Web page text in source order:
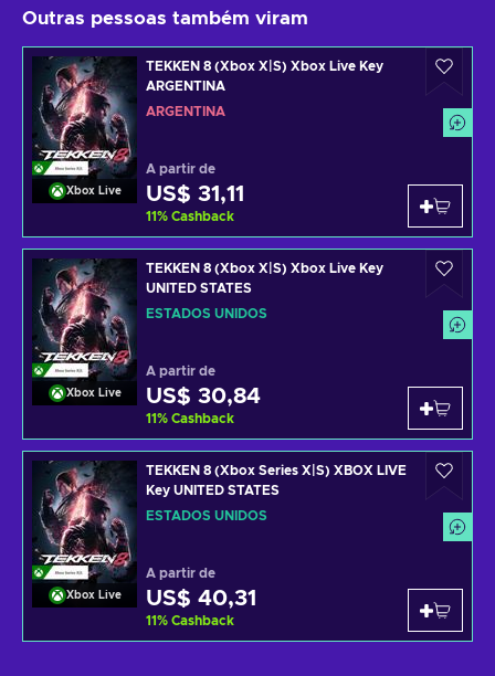
Outras pessoas também viram
Xbox Live
TEKKEN 8 (Xbox X|S) Xbox Live Key
ARGENTINA
ARGENTINA
A partir de
US$ 31,11
11% Cashback
Xbox Live
TEKKEN 8 (Xbox X|S) Xbox Live Key
UNITED STATES
ESTADOS UNIDOS
A partir de
US$ 30,84
11% Cashback
Xbox Live
TEKKEN 8 (Xbox Series X|S) XBOX LIVE
Key UNITED STATES
ESTADOS UNIDOS
A partir de
US$ 40,31
11% Cashback